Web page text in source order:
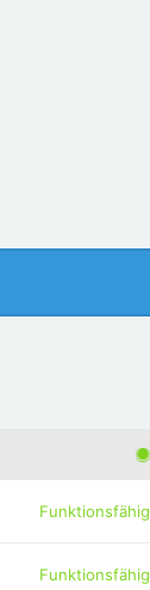
Funktionsfähig
Funktionsfähig